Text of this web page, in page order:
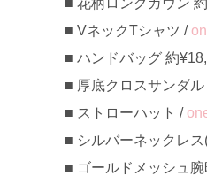
花柄ロングガウン
VネックTシャツ /
ハンドバッグ 約
厚底クロスサンダ
ストローハット /
シルバーネックレ
ゴールドメッシュ